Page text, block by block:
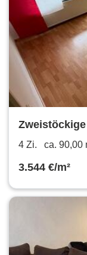
Balkon,
4 Zi. ca. 90,00
3.544 €/m²